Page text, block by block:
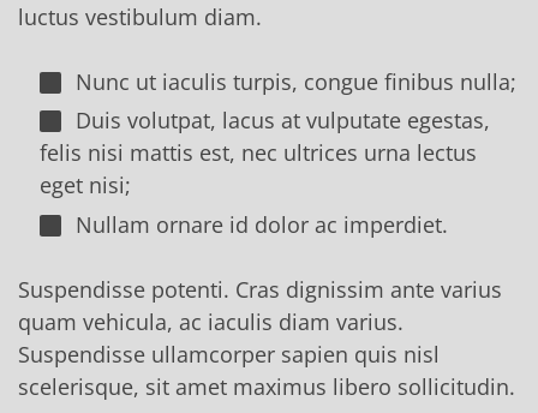
luctus vestibulum diam.
Nunc ut iaculis turpis, congue finibus nulla;
Duis volutpat, lacus at vulputate egestas,
felis nisi mattis est, nec ultrices urna lectus
eget nisi;
Nullam ornare id dolor ac imperdiet.
Suspendisse potenti. Cras dignissim ante varius
quam vehicula, ac iaculis diam varius.
Suspendisse ullamcorper sapien quis nisl
scelerisque, sit amet maximus libero sollicitudin.